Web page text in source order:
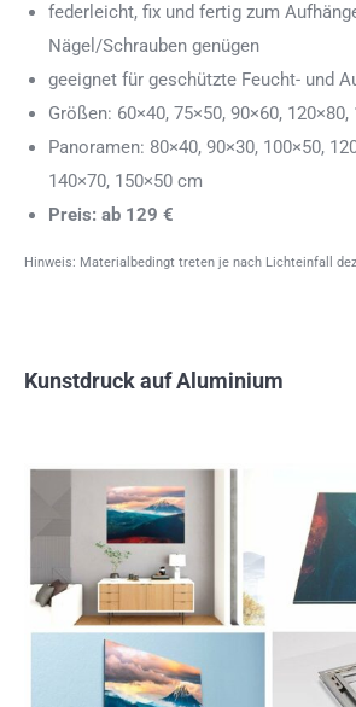
federleicht, fix und fertig zum
Nägel/Schrauben genügen
geeignet für geschützte Feucht- und
Größen: 60×40, 75×50, 90×60,
Panoramen: 80×40, 90×30, 100×50,
140×70, 150×50 cm
Preis: ab 129 €
Hinweis: Materialbedingt treten je nach Lichteinfall
Kunstdruck auf Aluminium